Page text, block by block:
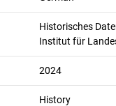
Historisches
Institut für
2024
History